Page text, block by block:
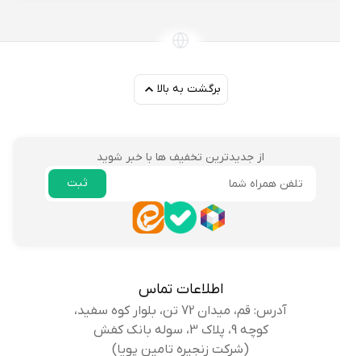
برگشت به بالا
از جدیدترین تخفیف ها با خبر شوید
اطلاعات تماس
آدرس: قم، میدان 72 تن، بلوار کوه سفید،
کوچه 9، پلاک 3، سوله بانک کفش
(شرکت زنجیره تامین پویا)